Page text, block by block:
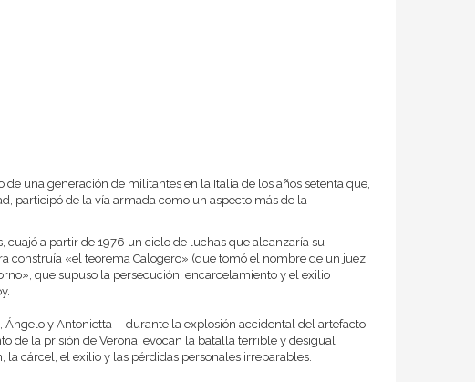
una generación de militantes en la Italia de los años setenta que,
participó de la vía armada como un aspecto más de la
cuajó a partir de 1976 un ciclo de luchas que alcanzaría su
construía «el teorema Calogero» (que tomó el nombre de un juez
que supuso la persecución, encarcelamiento y el exilio
Ángelo y Antonietta —durante la explosión accidental del artefacto
de la prisión de Verona, evocan la batalla terrible y desigual
cárcel, el exilio y las pérdidas personales irreparables.